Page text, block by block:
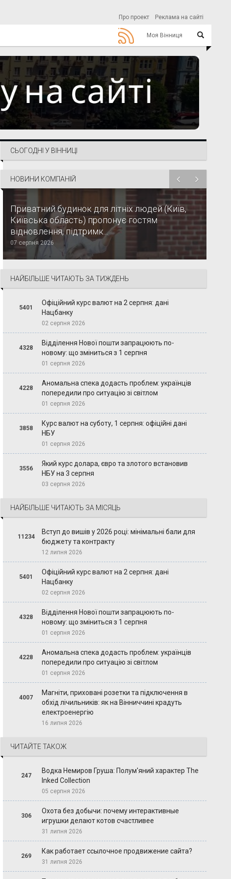
Про проект Реклама на сайті
Моя Вінниця
СЬОГОДНІ У ВІННИЦІ
НОВИНИ КОМПАНІЙ
Приватний будинок для літніх людей (Київ,
Київська область) пропонує гостям
відновлення, підтримк...
07 серпня 2026
НАЙБІЛЬШЕ ЧИТАЮТЬ ЗА ТИЖДЕНЬ
5401
Офіційний курс валют на 2 серпня: дані
Нацбанку
02 серпня 2026
4328
Відділення Нової пошти запрацюють по-
новому: що зміниться з 1 серпня
01 серпня 2026
4228
Аномальна спека додасть проблем: українців
попередили про ситуацію зі світлом
01 серпня 2026
3858
Курс валют на суботу, 1 серпня: офіційні дані
НБУ
01 серпня 2026
3556
Який курс долара, євро та злотого встановив
НБУ на 3 серпня
03 серпня 2026
НАЙБІЛЬШЕ ЧИТАЮТЬ ЗА МІСЯЦЬ
11234
Вступ до вишів у 2026 році: мінімальні бали для
бюджету та контракту
12 липня 2026
5401
Офіційний курс валют на 2 серпня: дані
Нацбанку
02 серпня 2026
4328
Відділення Нової пошти запрацюють по-
новому: що зміниться з 1 серпня
01 серпня 2026
4228
Аномальна спека додасть проблем: українців
попередили про ситуацію зі світлом
01 серпня 2026
4007
Магніти, приховані розетки та підключення в
обхід лічильників: як на Вінниччині крадуть
електроенергію
16 липня 2026
ЧИТАЙТЕ ТАКОЖ
247
Водка Немиров Груша: Полум'яний характер The
Inked Collection
05 серпня 2026
306
Охота без добычи: почему интерактивные
игрушки делают котов счастливее
31 липня 2026
269
Как работает ссылочное продвижение сайта?
31 липня 2026